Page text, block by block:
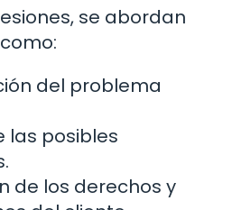
se abordan
del problema
las posibles
de los derechos y